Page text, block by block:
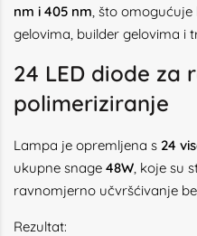
nm i 405 nm, što
gelovima, builder gelovima i
24 LED diode za
polimeriziranje
Lampa je opremljena s 24
ukupne snage 48W, koje su
ravnomjerno učvršćivanje
Rezultat: